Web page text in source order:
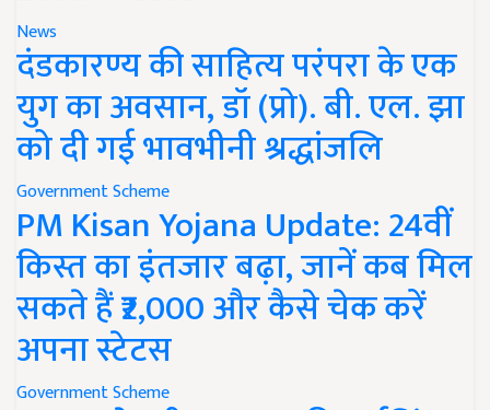
News
दंडकारण्य की साहित्य परंपरा के एक
युग का अवसान, डॉ (प्रो). बी. एल. झा
को दी गई भावभीनी श्रद्धांजलि
Government Scheme
PM Kisan Yojana Update: 24वीं
किस्त का इंतजार बढ़ा, जानें कब मिल
सकते हैं ₹2,000 और कैसे चेक करें
अपना स्टेटस
Government Scheme